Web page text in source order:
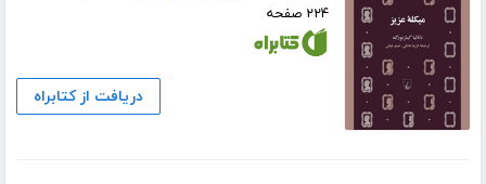
۲۲۴ صفحه
دریافت از کتابراه